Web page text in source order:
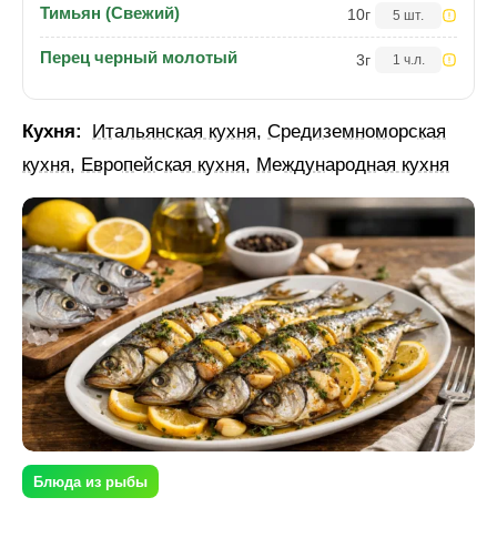
Тимьян (Свежий) 10г 5 шт.
Перец черный молотый 3г 1 ч.л.
Кухня: Итальянская кухня, Средиземноморская
кухня, Европейская кухня, Международная кухня
Блюда из рыбы